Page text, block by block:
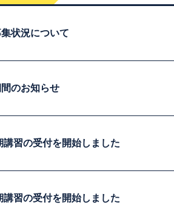
状況について
のお知らせ
講習の受付を開始しました
講習の受付を開始しました